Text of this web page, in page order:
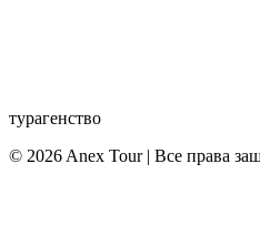
турагенство
© 2026 Anex Tour | Все права